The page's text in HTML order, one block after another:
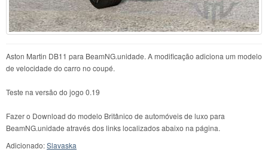
Aston Martin DB11 para BeamNG.unidade. A modificação adiciona um modelo
de velocidade do carro no coupé.
Teste na versão do jogo 0.19
Fazer o Download do modelo Britânico de automóveis de luxo para
BeamNG.unidade através dos links localizados abaixo na página.
Adicionado:Slavaska